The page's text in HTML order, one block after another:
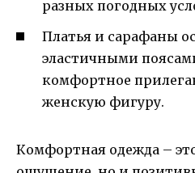
разных погодных
Платья и сарафаны
эластичными
комфортное
женскую фигуру.
Комфортная одежда –